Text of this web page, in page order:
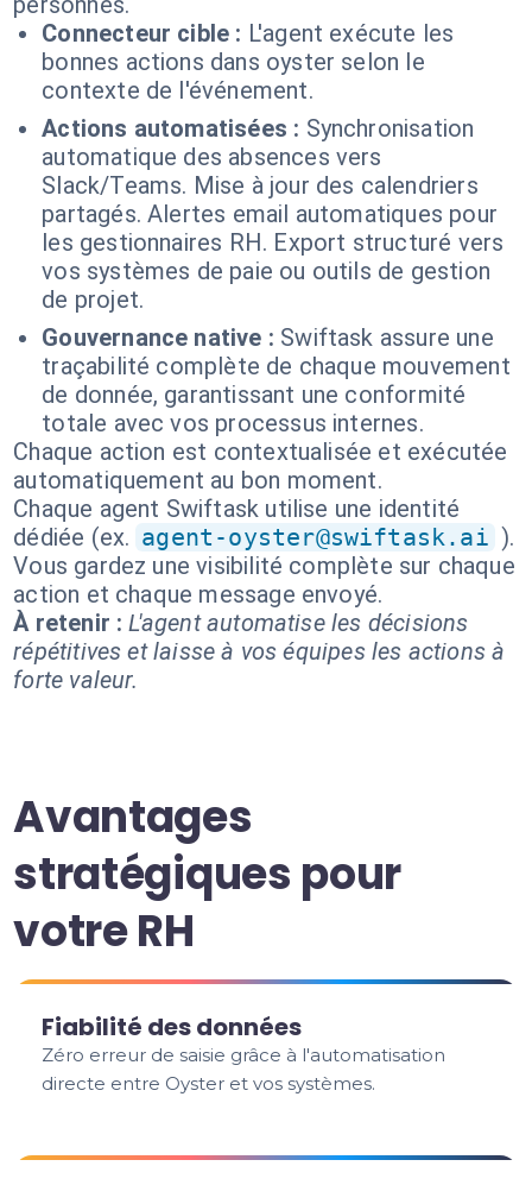
Connecteur cible : L'agent exécute les
bonnes actions dans oyster selon le
contexte de l'événement.
Actions automatisées : Synchronisation
automatique des absences vers
Slack/Teams. Mise à jour des calendriers
partagés. Alertes email automatiques pour
les gestionnaires RH. Export structuré vers
vos systèmes de paie ou outils de gestion
de projet.
Gouvernance native : Swiftask assure une
traçabilité complète de chaque mouvement
de donnée, garantissant une conformité
totale avec vos processus internes.
Chaque action est contextualisée et exécutée
automatiquement au bon moment.
Chaque agent Swiftask utilise une identité
dédiée (ex. agent-oyster@swiftask.ai ).
Vous gardez une visibilité complète sur chaque
action et chaque message envoyé.
À retenir : L'agent automatise les décisions
répétitives et laisse à vos équipes les actions à
forte valeur.
Avantages
stratégiques pour
votre RH
Fiabilité des données
Zéro erreur de saisie grâce à l'automatisation
directe entre Oyster et vos systèmes.